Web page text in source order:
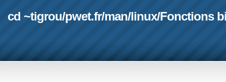
cd ~tigrou/pwet.fr/man/linux/Fonctions